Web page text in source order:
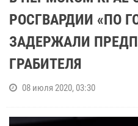
РОСГВАРДИИ «ПО
ЗАДЕРЖАЛИ
ГРАБИТЕЛЯ
08 июля 2020, 03:30